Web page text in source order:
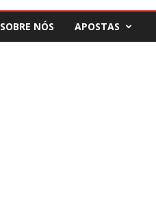
SOBRE NÓS APOSTAS